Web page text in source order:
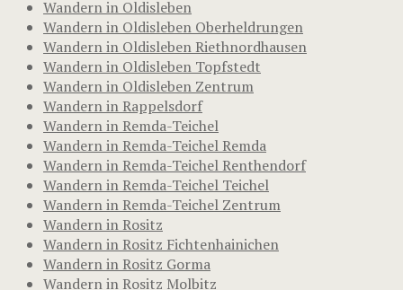
Wandern in Oldisleben
Wandern in Oldisleben Oberheldrungen
Wandern in Oldisleben Riethnordhausen
Wandern in Oldisleben Topfstedt
Wandern in Oldisleben Zentrum
Wandern in Rappelsdorf
Wandern in Remda-Teichel
Wandern in Remda-Teichel Remda
Wandern in Remda-Teichel Renthendorf
Wandern in Remda-Teichel Teichel
Wandern in Remda-Teichel Zentrum
Wandern in Rositz
Wandern in Rositz Fichtenhainichen
Wandern in Rositz Gorma
Wandern in Rositz Molbitz